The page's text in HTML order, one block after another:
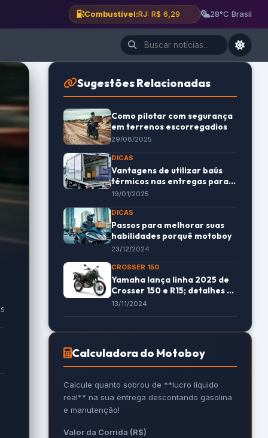
Combustível:BH: R$ 6,12 28°C Brasil
Sugestões Relacionadas
Como pilotar com segurança
em terrenos escorregadios
29/08/2025
DICAS
Vantagens de utilizar baús
térmicos nas entregas para
otimizar logística
19/01/2025
DICAS
Passos para melhorar suas
habilidades porquê motoboy
23/12/2024
CROSSER 150
Yamaha lança linha 2025 de
Crosser 150 e R15; detalhes e
preços
13/11/2024
Calculadora do Motoboy
Calcule quanto sobrou de **lucro líquido
real** na sua entrega descontando gasolina
e manutenção!
Valor da Corrida (R$)